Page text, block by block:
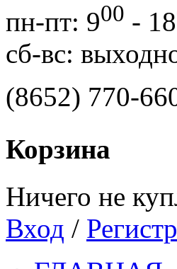
пн-пт: 900 - 18
сб-вс:
(8652) 770-
Корзина
Ничего не
Вход /